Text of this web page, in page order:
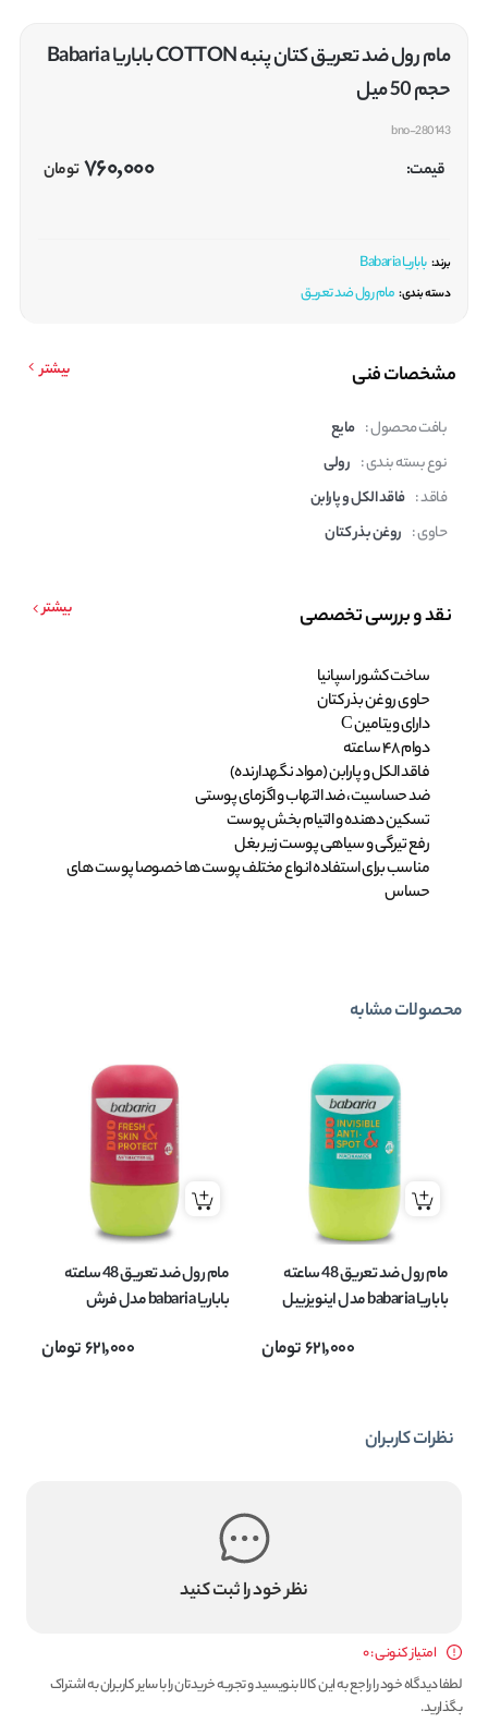
مام رول ضد تعریق کتان پنبه COTTON باباریا Babaria
حجم 50 میل
bno-280143
قیمت: 760,000تومان
برند: باباریا Babaria
دسته بندی: مام رول ضد تعریق
مشخصات فنی بیشتر
بافت محصول : مایع
نوع بسته بندی : رولی
فاقد : فاقد الکل و پارابن
حاوی : روغن بذر کتان
نقد و بررسی تخصصی بیشتر
ساخت کشور اسپانیا
حاوی روغن بذر کتان
دارای ویتامین C
دوام 48 ساعته
فاقد الکل و پارابن (مواد نگهدارنده)
ضد حساسیت، ضد التهاب و اگزمای پوستی
تسکین دهنده و التیام بخش پوست
رفع تیرگی و سیاهی پوست زیر بغل
مناسب برای استفاده انواع مختلف پوست ها خصوصا پوست های
حساس
محصولات مشابه
مام رول ضد تعریق 48 ساعته
باباریا babaria مدل اینویزیبل
621,000تومان
مام رول ضد تعریق 48 ساعته
باباریا babaria مدل فرش
621,000تومان
نظرات کاربران
نظر خود را ثبت کنید
امتیاز کنونی : 0
لطفا دیدگاه خود را راجع به این کالا بنویسید و تجربه خریدتان را با سایر کاربران به اشتراک
بگذارید.